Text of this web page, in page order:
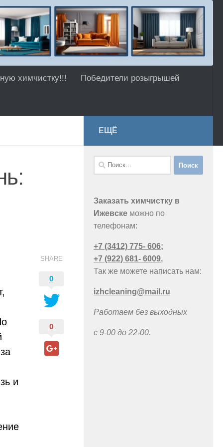
химчистку!!! Победители розыгрышей
и
SHARE
0
0
ЕЩЁ
Найти:
Заказать химчистку в
Ижевске можно по
телефонам:
+7 (3412) 775- 606;
+7 (922) 681- 6009,
Так же можете написать нам:
izhcleaning@mail.ru
Работаем без выходных
с 9-00 до 22-00.